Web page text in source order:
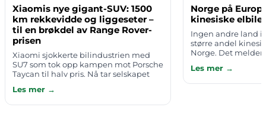
Xiaomis nye gigant-SUV: 1500
km rekkevidde og liggeseter –
til en brøkdel av Range Rover-
prisen
Xiaomi sjokkerte bilindustrien med
SU7 som tok opp kampen mot Porsche
Taycan til halv pris. Nå tar selskapet
5,29 meter lang SUV som retter seg m…
Les mer →
Norge på
kinesiske elbiler
Ingen andre land i
større andel
Norge. Det melder
tidsperioden bak
kildemater…
Les mer →